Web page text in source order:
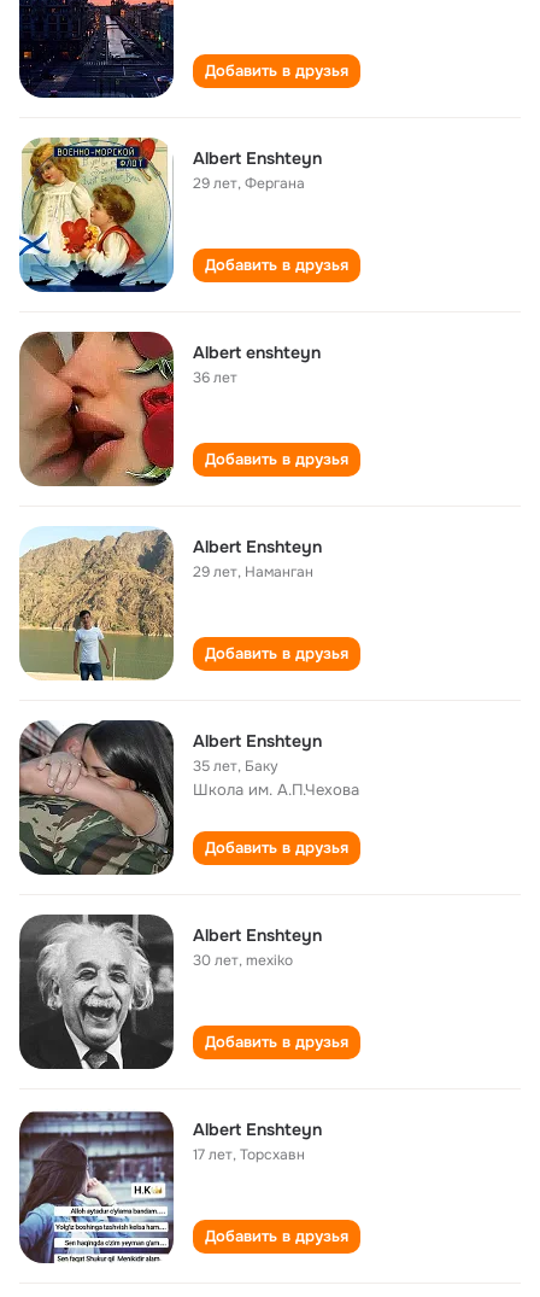
Добавить в друзья
Albert Enshteyn
29 лет,Фергана
Добавить в друзья
Albert enshteyn
36 лет
Добавить в друзья
Albert Enshteyn
29 лет, Наманган
Добавить в друзья
Albert Enshteyn
35 лет, Баку
Школа им. А.П.Чехова
Добавить в друзья
Albert Enshteyn
30 лет,mexiko
Добавить в друзья
Albert Enshteyn
17 лет,Торсхавн
Добавить в друзья